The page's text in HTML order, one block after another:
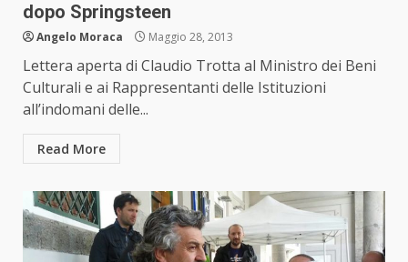
dopo Springsteen
Angelo Moraca Maggio 28, 2013
Lettera aperta di Claudio Trotta al Ministro dei Beni
Culturali e ai Rappresentanti delle Istituzioni
all’indomani delle...
Read More